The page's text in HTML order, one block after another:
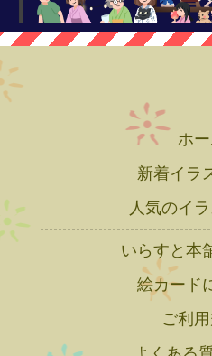
ホ
新着イラ
人気のイ
いらすと本
絵カード
ご利